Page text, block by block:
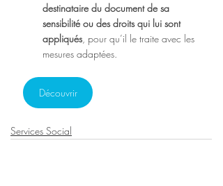
destinataire du document de sa
sensibilité ou des droits qui lui sont
appliqués , pour qu’il le traite avec les
mesures adaptées.
Découvrir
Services Social